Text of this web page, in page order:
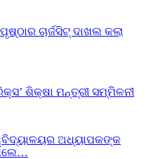
ଚାର୍ଜସିଟ୍ ଦାଖଲ କଲା
ଶିକ୍ଷା ମନ୍ତ୍ରୀ ସମ୍ମିଳନୀ
ଅଧ୍ୟାପକଙ୍କ